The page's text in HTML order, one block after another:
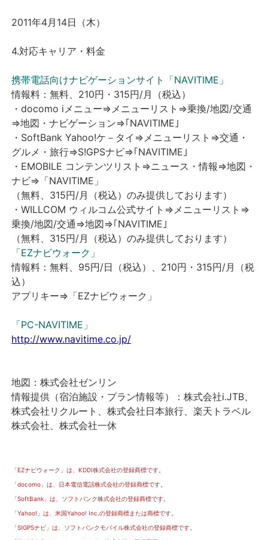
2011年4月14日（木）
4.対応キャリア・料金
携帯電話向けナビゲーションサイト「NAVITIME」
情報料：無料、210円・315円/月（税込）
・docomo iメニュー⇒メニューリスト⇒乗換/地図/交通
⇒地図・ナビゲーション⇒｢NAVITIME｣
・SoftBank Yahoo!ケ－タイ⇒メニューリスト⇒交通・
グルメ・旅行⇒S!GPSナビ⇒｢NAVITIME｣
・EMOBILE コンテンツリスト⇒ニュース・情報⇒地図・
ナビ⇒「NAVITIME」
（無料、315円/月（税込）のみ提供しております）
・WILLCOM ウィルコム公式サイト⇒メニューリスト⇒
乗換/地図/交通⇒地図⇒｢NAVITIME｣
（無料、315円/月（税込）のみ提供しております）
「EZナビウォーク」
情報料：無料、95円/日（税込）、210円・315円/月（税
込）
アプリキー⇒「EZナビウォーク」
「PC-NAVITIME」
http://www.navitime.co.jp/
地図：株式会社ゼンリン
情報提供（宿泊施設・プラン情報等）：株式会社i.JTB、
株式会社リクルート、株式会社日本旅行、楽天トラベル
株式会社、株式会社一休
「EZナビウォーク」は、KDDI株式会社の登録商標です。
「docomo」は、日本電信電話株式会社の登録商標です。
「SoftBank」は、ソフトバンク株式会社の登録商標です。
「Yahoo!」は、米国Yahoo! Inc.の登録商標または商標です。
「S!GPSナビ」は、ソフトバンクモバイル株式会社の登録商標です。